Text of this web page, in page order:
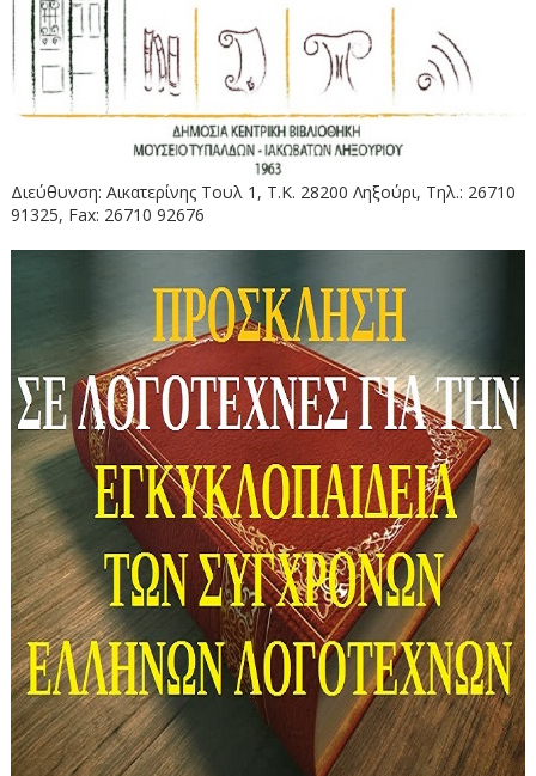
Διεύθυνση: Αικατερίνης Τουλ 1, Τ.Κ. 28200 Ληξούρι, Τηλ.: 26710
91325, Fax: 26710 92676